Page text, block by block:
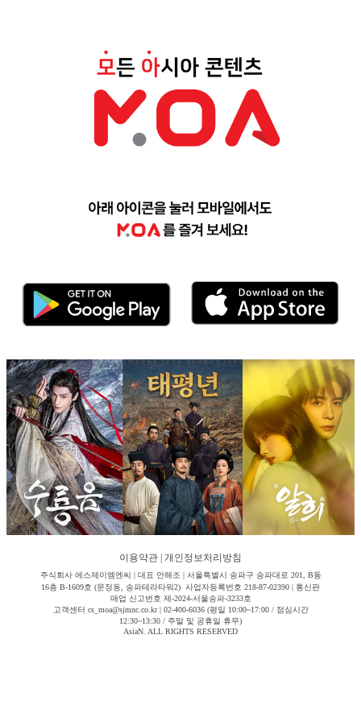
이용약관 개인정보처리방침
주식회사 에스제이엠엔씨 | 대표 안해조 | 서울특별시 송파구 송파대로 201, B동
16층 B-1609호 (문정동, 송파테라타워2) 사업자등록번호 218-87-02390 | 통신판
매업 신고번호 제-2024-서울송파-3233호
고객센터 cs_moa@sjmnc.co.kr | 02-400-6036 (평일 10:00~17:00 / 점심시간
12:30~13:30 / 주말 및 공휴일 휴무)
AsiaN. ALL RIGHTS RESERVED